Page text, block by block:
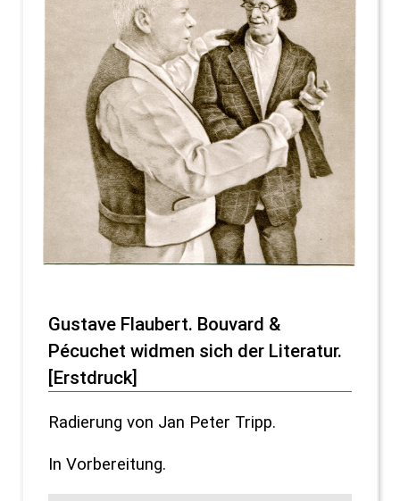
Gustave Flaubert. Bouvard &
Pécuchet widmen sich der Literatur.
[Erstdruck]
Radierung von Jan Peter Tripp.
In Vorbereitung.